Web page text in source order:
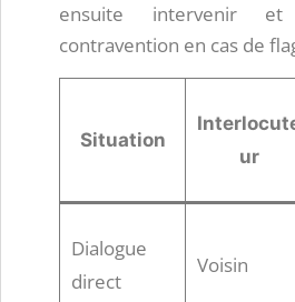
ensuite intervenir
contravention en cas de
Situation
ur
Dialogue
direct
Voisin